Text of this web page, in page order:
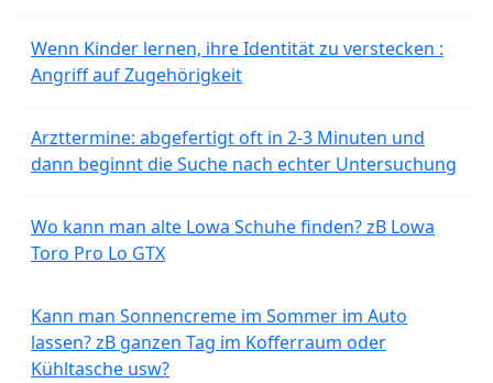
Wenn Kinder lernen, ihre Identität zu verstecken :
Angriff auf Zugehörigkeit
Arzttermine: abgefertigt oft in 2-3 Minuten und
dann beginnt die Suche nach echter Untersuchung
Wo kann man alte Lowa Schuhe finden? zB Lowa
Toro Pro Lo GTX
Kann man Sonnencreme im Sommer im Auto
lassen? zB ganzen Tag im Kofferraum oder
Kühltasche usw?